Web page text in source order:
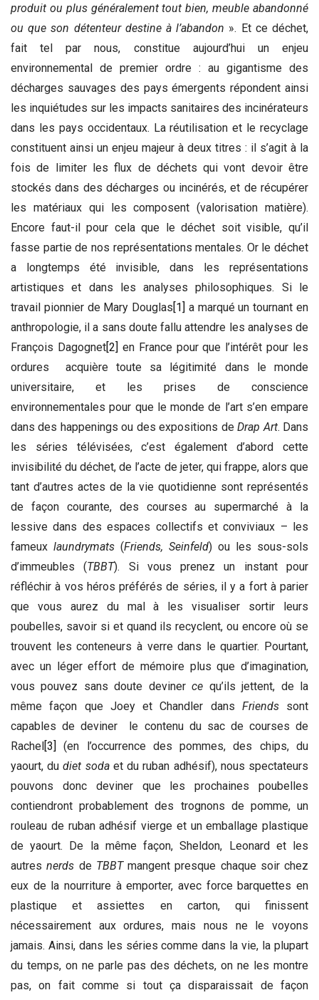
produit ou plus généralement tout bien, meuble abandonné
ou que son détenteur destine à l’abandon ». Et ce déchet,
fait tel par nous, constitue aujourd’hui un enjeu
environnemental de premier ordre : au gigantisme des
décharges sauvages des pays émergents répondent ainsi
les inquiétudes sur les impacts sanitaires des incinérateurs
dans les pays occidentaux. La réutilisation et le recyclage
constituent ainsi un enjeu majeur à deux titres : il s’agit à la
fois de limiter les flux de déchets qui vont devoir être
stockés dans des décharges ou incinérés, et de récupérer
les matériaux qui les composent (valorisation matière).
Encore faut-il pour cela que le déchet soit visible, qu’il
fasse partie de nos représentations mentales. Or le déchet
a longtemps été invisible, dans les représentations
artistiques et dans les analyses philosophiques. Si le
travail pionnier de Mary Douglas[1] a marqué un tournant en
anthropologie, il a sans doute fallu attendre les analyses de
François Dagognet[2] en France pour que l’intérêt pour les
ordures acquière toute sa légitimité dans le monde
universitaire, et les prises de conscience
environnementales pour que le monde de l’art s’en empare
dans des happenings ou des expositions deDrap Art. Dans
les séries télévisées, c’est également d’abord cette
invisibilité du déchet, de l’acte de jeter, qui frappe, alors que
tant d’autres actes de la vie quotidienne sont représentés
de façon courante, des courses au supermarché à la
lessive dans des espaces collectifs et conviviaux – les
fameux laundrymats (Friends, Seinfeld) ou les sous-sols
d’immeubles (TBBT). Si vous prenez un instant pour
réfléchir à vos héros préférés de séries, il y a fort à parier
que vous aurez du mal à les visualiser sortir leurs
poubelles, savoir si et quand ils recyclent, ou encore où se
trouvent les conteneurs à verre dans le quartier. Pourtant,
avec un léger effort de mémoire plus que d’imagination,
vous pouvez sans doute devinerce qu’ils jettent, de la
même façon que Joey et Chandler dans Friendssont
capables de deviner le contenu du sac de courses de
Rachel[3]
(en l’occurrence des pommes, des chips, du
yaourt, dudiet soda et du ruban adhésif), nous spectateurs
pouvons donc deviner que les prochaines poubelles
contiendront probablement des trognons de pomme, un
rouleau de ruban adhésif vierge et un emballage plastique
de yaourt. De la même façon, Sheldon, Leonard et les
autresnerds de TBBTmangent presque chaque soir chez
eux de la nourriture à emporter, avec force barquettes en
plastique et assiettes en carton, qui finissent
nécessairement aux ordures, mais nous ne le voyons
jamais. Ainsi, dans les séries comme dans la vie, la plupart
du temps, on ne parle pas des déchets, on ne les montre
pas, on fait comme si tout ça disparaissait de façon